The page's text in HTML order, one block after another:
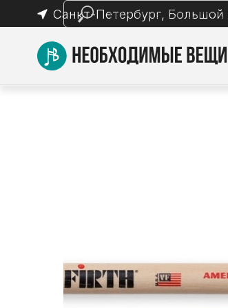
Санкт-Петербург, Большой пр. П. С.